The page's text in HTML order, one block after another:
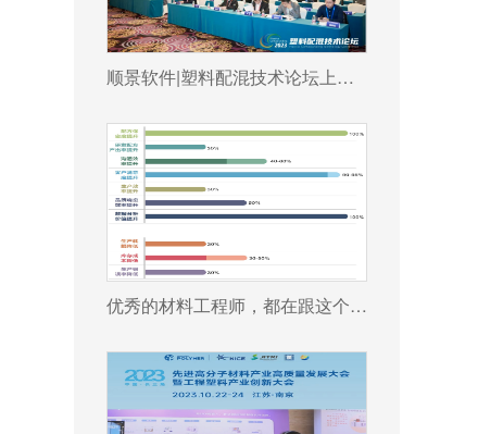
顺景软件|塑料配混技术论坛上展示数字化的力量
优秀的材料工程师，都在跟这个新朋友打交道!